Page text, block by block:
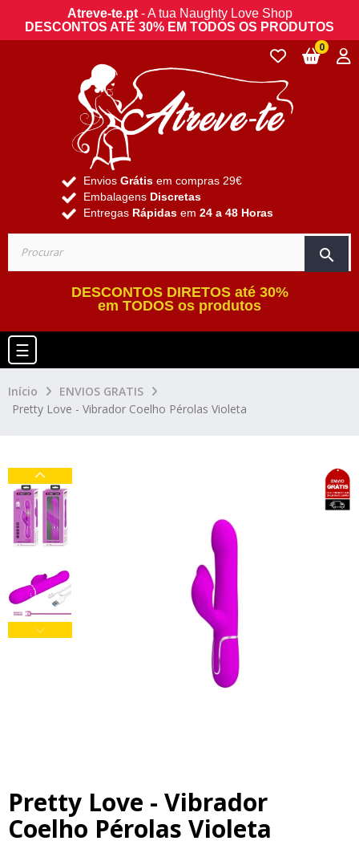
Atreve-te.pt- A tua Naughty Love Shop
DESCONTOS ATÉ 30% EM TODOS OS PRODUTOS
Envios Grátis em compras 29€
Embalagens Discretas
Entregas Rápidas em 24 a 48 Horas
search
0
DESCONTOS DIRETOS até 30%
em TODOS os produtos
Toggle navigation
☰
Início
ENVIOS GRATIS
Pretty Love - Vibrador Coelho Pérolas Violeta
Pretty Love - Vibrador
Coelho Pérolas Violeta